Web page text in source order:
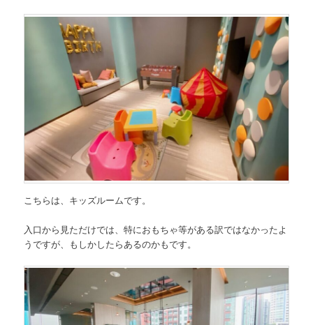
こちらは、キッズルームです。
入口から見ただけでは、特におもちゃ等がある訳ではなかったよ
うですが、もしかしたらあるのかもです。